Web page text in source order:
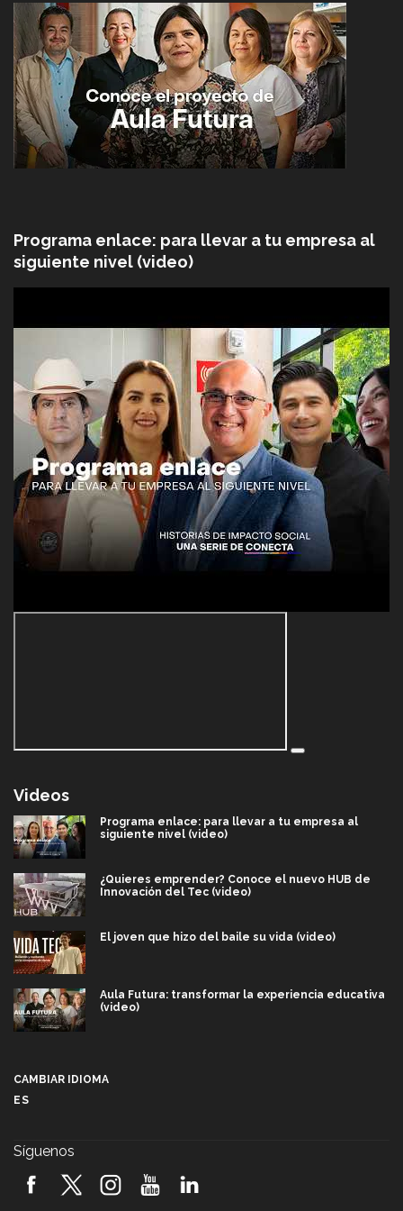
Programa enlace: para llevar a tu empresa al
siguiente nivel (video)
Videos
Programa enlace: para llevar a tu empresa al
siguiente nivel (video)
¿Quieres emprender? Conoce el nuevo HUB de
Innovación del Tec (video)
El joven que hizo del baile su vida (video)
Aula Futura: transformar la experiencia educativa
(video)
2026! (video)
CAMBIAR IDIOMA
ES
Síguenos